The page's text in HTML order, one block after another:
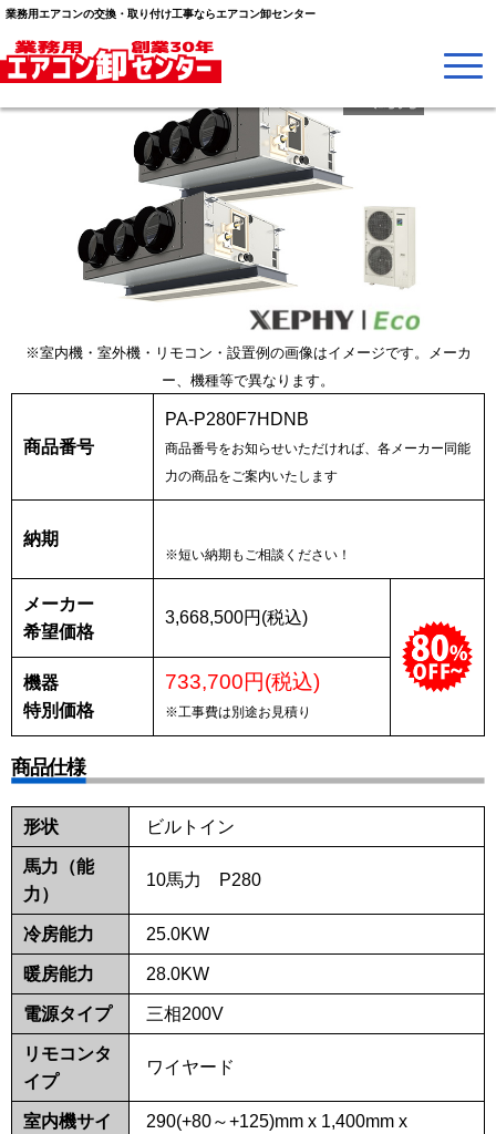
業務用エアコンの交換・取り付け工事ならエアコン卸センター
※室内機・室外機・リモコン・設置例の画像はイメージです。メーカ
ー、機種等で異なります。
商品番号
PA-P280F7HDNB
商品番号をお知らせいただければ、各メーカー同能
力の商品をご案内いたします
納期
※短い納期もご相談ください！
メーカー
希望価格
3,668,500円(税込)
機器
特別価格
733,700円(税込)
※工事費は別途お見積り
商品仕様
形状 ビルトイン
馬力（能
力）
10馬力 P280
冷房能力 25.0KW
暖房能力 28.0KW
電源タイプ 三相200V
リモコンタ
イプ
ワイヤード
室内機サイ
290(+80～+125)mm x 1,400mm x